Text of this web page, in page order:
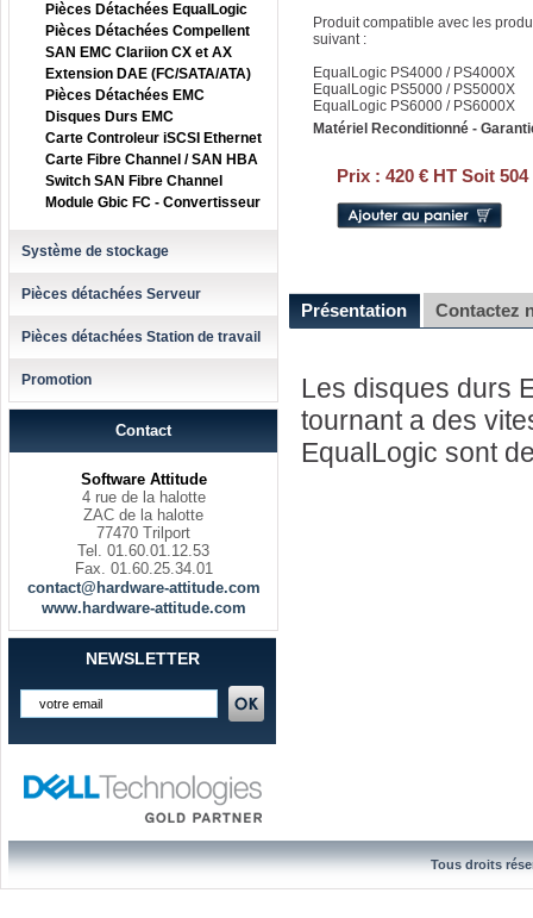
Pièces Détachées EqualLogic
Pièces Détachées Compellent
SAN EMC Clariion CX et AX
Extension DAE (FC/SATA/ATA)
Pièces Détachées EMC
Disques Durs EMC
Carte Controleur iSCSI Ethernet
Carte Fibre Channel / SAN HBA
Switch SAN Fibre Channel
Module Gbic FC - Convertisseur
Système de stockage
Pièces détachées Serveur
Pièces détachées Station de travail
Promotion
Contact
Software Attitude
4 rue de la halotte
ZAC de la halotte
77470 Trilport
Tel. 01.60.01.12.53
Fax. 01.60.25.34.01
contact@hardware-attitude.com
www.hardware-attitude.com
NEWSLETTER
Produit compatible avec les
suivant :
EqualLogic PS4000 / PS4000X
EqualLogic PS5000 / PS5000X
EqualLogic PS6000 / PS6000X
Matériel Reconditionné -
Prix : 420 € HT Soit 504
Présentation Contactez
Les disques durs
tournant a des
EqualLogic sont
Tous droits